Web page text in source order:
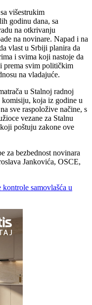
višestrukim
godinu dana, sa
na otkrivanju
na novinare. Napad i na
vlast u Srbiji planira da
i svima koji nastoje da
prema svim političkim
na vladajuće.
u Stalnoj radnoj
komisiju, koja iz godine u
sve raspoložive načine, s
vezane za Stalnu
poštuju zakone ove
za bezbednost novinara
Jankovića, OSCE,
samovlašća u